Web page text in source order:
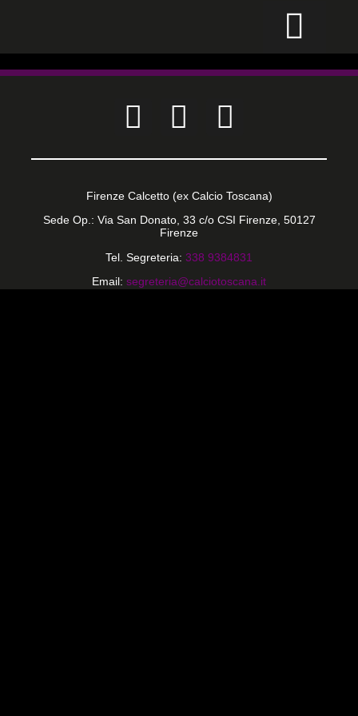
Firenze Calcetto (ex Calcio Toscana)
Sede Op.: Via San Donato, 33 c/o CSI Firenze, 50127
Firenze
Tel. Segreteria: 338 9384831
Email: segreteria@calciotoscana.it